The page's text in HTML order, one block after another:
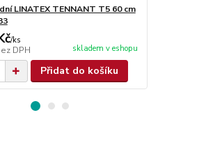
LINATEX TENNANT T5 60 cm
/ks
DPH skladem v eshopu
Přidat do košíku